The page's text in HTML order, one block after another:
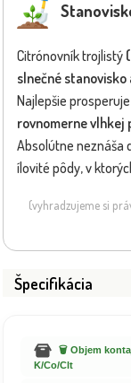
Citrónovník trojlistý
slnečné
Najlepšie
rovnomerne vlhkej
Absolútne neznáša
ílovité pôdy, v
(vyhradzujeme si
Špecifikácia
🗑️ Objem
K/Co/Clt